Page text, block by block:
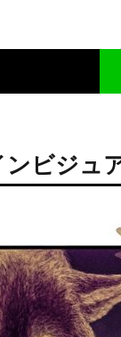
ビジュ